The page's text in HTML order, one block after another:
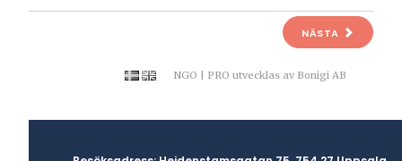
NÄSTA
NGO | PRO utvecklas av Bonigi AB